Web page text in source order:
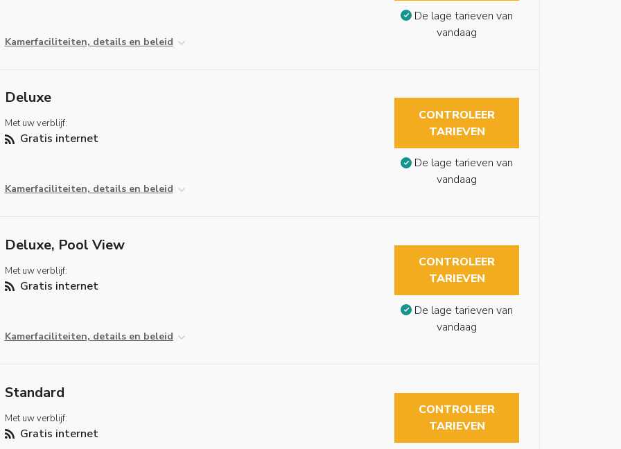
Kamerfaciliteiten, details en beleid
De lage tarieven van
vandaag
Deluxe
Met uw verblijf:
Gratis internet
Kamerfaciliteiten, details en beleid
CONTROLEER
TARIEVEN
De lage tarieven van
vandaag
Deluxe, Pool View
Met uw verblijf:
Gratis internet
Kamerfaciliteiten, details en beleid
CONTROLEER
TARIEVEN
De lage tarieven van
vandaag
Standard
Met uw verblijf:
Gratis internet
CONTROLEER
TARIEVEN